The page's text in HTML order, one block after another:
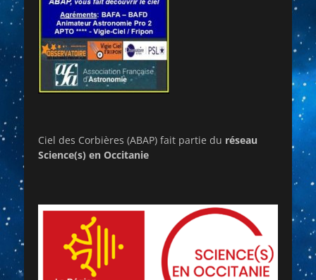
Ciel des Corbières (ABAP) fait partie du réseau
Science(s) en Occitanie